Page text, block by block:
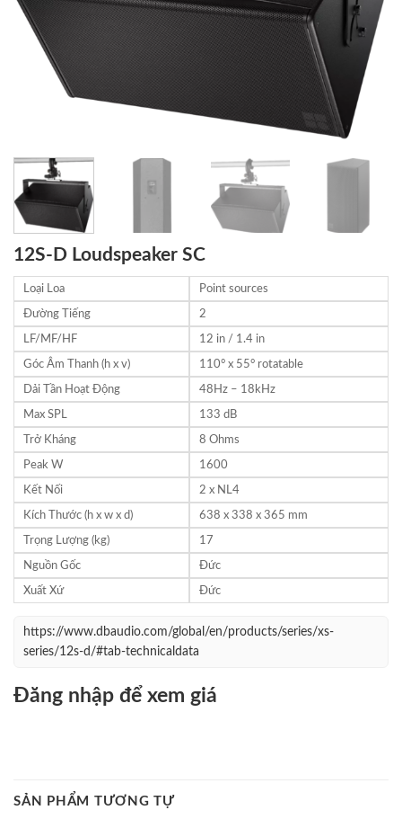
12S-D Loudspeaker SC
Loại Loa Point sources
Đường Tiếng 2
LF/MF/HF 12 in / 1.4 in
Góc Âm Thanh (h x v) 110° x 55° rotatable
Dải Tần Hoạt Động 48Hz – 18kHz
Max SPL 133 dB
Trở Kháng 8 Ohms
Peak W 1600
Kết Nối 2 x NL4
Kích Thước (h x w x d) 638 x 338 x 365 mm
Trọng Lượng (kg) 17
Nguồn Gốc Đức
Xuất Xứ Đức
https://www.dbaudio.com/global/en/products/series/xs-
series/12s-d/#tab-technicaldata
Đăng nhập để xem giá
SẢN PHẨM TƯƠNG TỰ